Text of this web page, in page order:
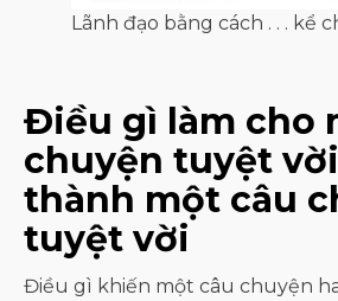
Lãnh đạo bằng cách . . . kể
Điều gì làm cho
chuyện tuyệt
thành một câu
tuyệt vời
Điều gì khiến một câu chuyện